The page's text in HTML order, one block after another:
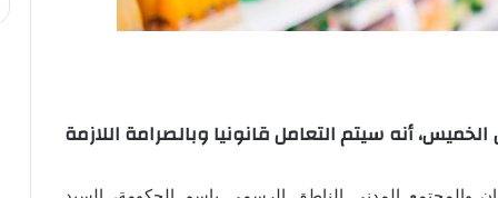
أنه سيتم التعامل قانونيا وبالصرامة اللازمة